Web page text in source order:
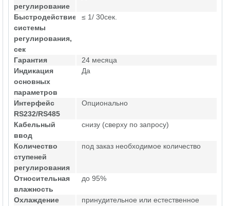
регулирование
Быстродействие
системы
регулирования,
сек
≤ 1/ 30сек.
Гарантия
24 месяца
Индикация
основных
параметров
Да
Интерфейс
RS232/RS485
Опционально
Кабельный
ввод
снизу (сверху по запросу)
Количество
ступеней
регулирования
под заказ необходимое количество
Относительная
влажность
до 95%
Охлаждение
принудительное или естественное